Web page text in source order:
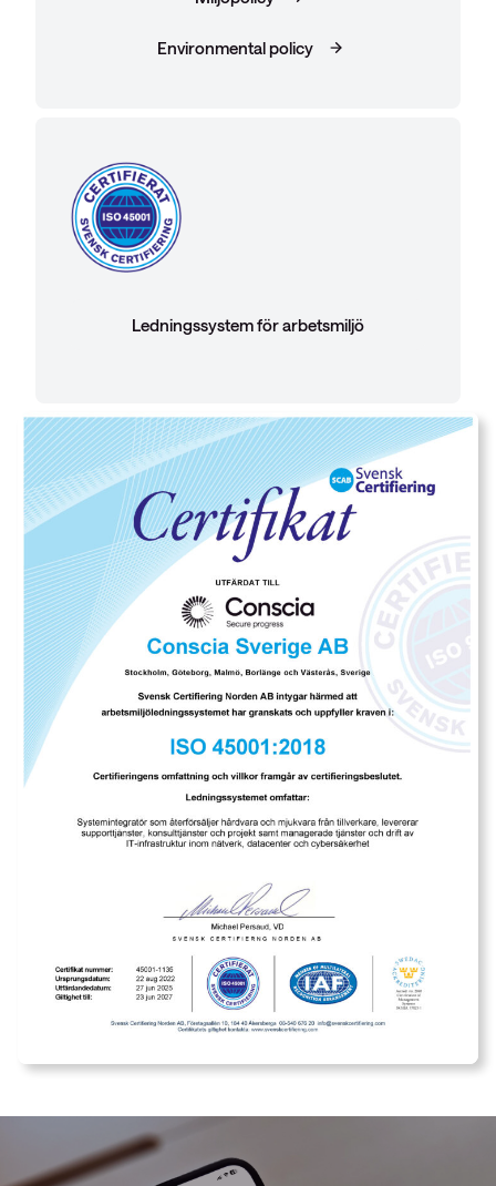
Environmental policy
Ledningssystem för arbetsmiljö